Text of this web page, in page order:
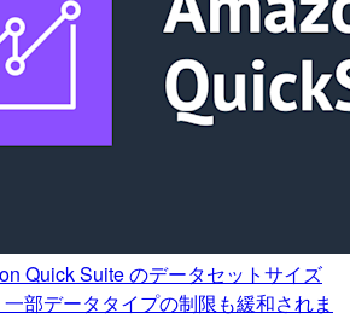
Quick Suite のデータセットサイズ
部データタイプの制限も緩和されま